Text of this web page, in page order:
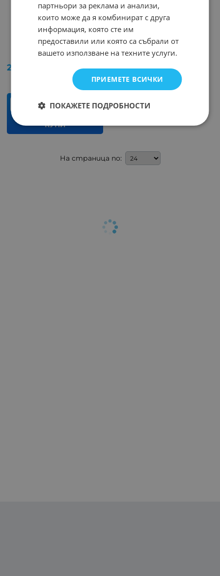
MUR1620CTRG TO220
Арт.№: 37216
2.51
бр.
КУПИ
На страница по:
партньори за реклама и анализи,
които може да я комбинират с друга
информация, която сте им
предоставили или която са събрали от
вашето използване на техните услуги.
ПРИЕМЕТЕ ВСИЧКИ
ПОКАЖЕТЕ ПОДРОБНОСТИ